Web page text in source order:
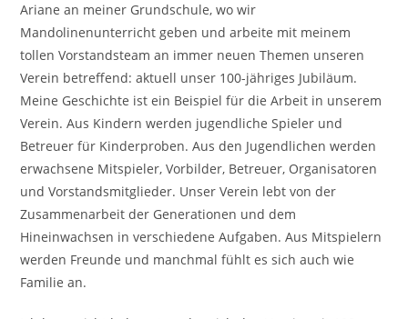
Ariane an meiner Grundschule, wo wir
Mandolinenunterricht geben und arbeite mit meinem
tollen Vorstandsteam an immer neuen Themen unseren
Verein betreffend: aktuell unser 100-jähriges Jubiläum.
Meine Geschichte ist ein Beispiel für die Arbeit in unserem
Verein. Aus Kindern werden jugendliche Spieler und
Betreuer für Kinderproben. Aus den Jugendlichen werden
erwachsene Mitspieler, Vorbilder, Betreuer, Organisatoren
und Vorstandsmitglieder. Unser Verein lebt von der
Zusammenarbeit der Generationen und dem
Hineinwachsen in verschiedene Aufgaben. Aus Mitspielern
werden Freunde und manchmal fühlt es sich auch wie
Familie an.